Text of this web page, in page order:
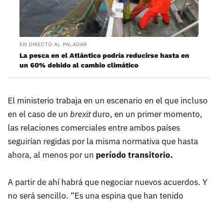
EN DIRECTO AL PALADAR
La pesca en el Atlántico podría reducirse hasta en
un 60% debido al cambio climático
El ministerio trabaja en un escenario en el que incluso
en el caso de un brexitduro, en un primer momento,
las relaciones comerciales entre ambos países
seguirían regidas por la misma normativa que hasta
ahora, al menos por un período transitorio.
A partir de ahí habrá que negociar nuevos acuerdos. Y
no será sencillo. “Es una espina que han tenido